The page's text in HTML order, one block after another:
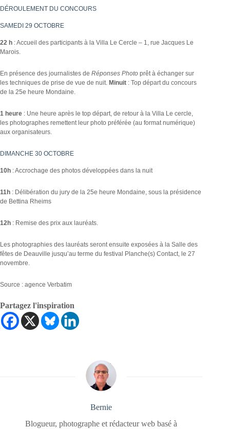
DÉROULEMENT DU CONCOURS
SAMEDI 29 OCTOBRE
22 h : Accueil des participants à la Villa Le Cercle – 1, rue Jacques Le
Marois.
En présence des journalistes de Réponses Photo prêt à échanger sur
les techniques de prise de vue de nuit. Minuit : Top départ du concours
de la 25e heure Mondaine.
1 heure : Une heure après le top départ, de retour à la Villa Le cercle,
les photographes remettent leur photo préférée (au format numérique)
aux organisateurs.
DIMANCHE 30 OCTOBRE
10h : Accrochage des photos développées dans la nuit
11h : Délibération du jury de la 25e heure Mondaine, sous la présidence
de Bettina Rheims
12h : Remise des prix aux lauréats.
Les photographies des lauréats seront ensuite exposées à la Salle des
fêtes de Deauville jusqu’au terme du festival Planche(s) Contact, le 27
novembre.
Source : agence Verbatim
Partagez l'inspiration
Bernie
Blogueur, photographe et rédacteur web basé à